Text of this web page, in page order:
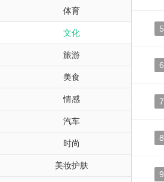
体育
文化
旅游
美食
情感
汽车
时尚
美妆护肤
5
6
7
8
9